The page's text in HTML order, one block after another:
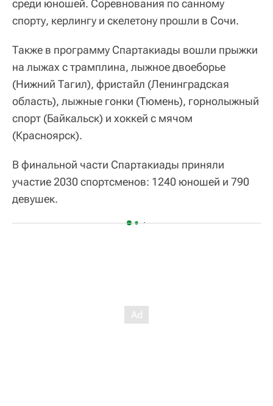
среди юношей. Соревнования по санному
спорту, керлингу и скелетону прошли в Сочи.
Также в программу Спартакиады вошли прыжки
на лыжах с трамплина, лыжное двоеборье
(Нижний Тагил), фристайл (Ленинградская
область), лыжные гонки (Тюмень), горнолыжный
спорт (Байкальск) и хоккей с мячом
(Красноярск).
В финальной части Спартакиады приняли
участие 2030 спортсменов: 1240 юношей и 790
девушек.